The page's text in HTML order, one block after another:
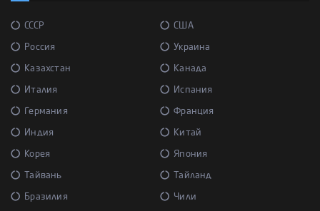
СССР США
Россия Украина
Казахстан Канада
Италия Испания
Германия Франция
Индия Китай
Корея Япония
Тайвань Тайланд
Бразилия Чили